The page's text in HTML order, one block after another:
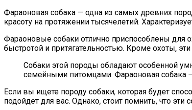
Фараоновая собака — одна из самых древних
красоту на протяжении тысячелетий.
Фараоновые собаки отлично приспособлены для
быстротой и притягательностью. Кроме охоты,
Собаки этой породы обладают особенной
семейными питомцами. Фараоновая собака
Если вы ищете породу собаки, которая будет
подойдет для вас. Однако, стоит помнить, что